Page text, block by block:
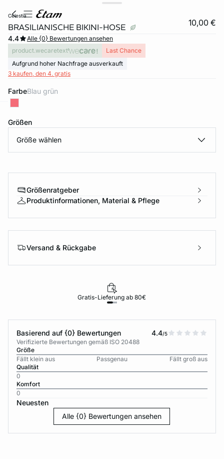
celestia
BRASILIANISCHE BIKINI-HOSE 10,00 €
4.4
Alle {0} Bewertungen ansehen
product.wecaretext
Last Chance
Aufgrund hoher Nachfrage ausverkauft
3 kaufen, den 4. gratis
Farbe blau grün
Größen
Größe wählen
Größenratgeber
Produktinformationen, Material & Pflege
Versand & Rückgabe
Gratis-Lieferung ab 80€
Basierend auf {0} Bewertungen 4.4/5
Verifizierte Bewertungen gemäß ISO 20488
Größe
Fällt klein aus
Passgenau
Fällt groß aus
Qualität
0
Komfort
0
Neuesten
Alle {0} Bewertungen ansehen